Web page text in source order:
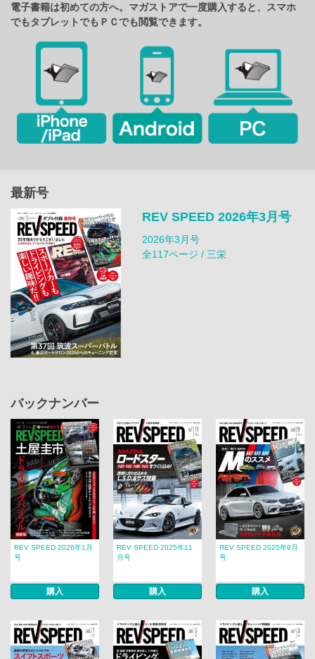
電子書籍は初めての方へ。マガストアで一度購入すると、スマホ
でもタブレットでもＰＣでも閲覧できます。
最新号
REV SPEED 2026年3月号
2026年3月号
全117ページ / 三栄
バックナンバー
REV SPEED 2026年1月
号
購入
REV SPEED 2025年11
月号
購入
REV SPEED 2025年9月
号
購入